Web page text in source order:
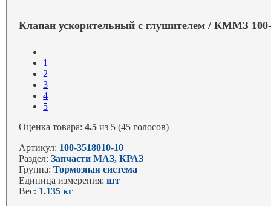
Клапан ускорительный с глушителем / КММЗ 100-
1
2
3
4
5
Оценка товара:4.5 из 5 (45 голосов)
Артикул: 100-3518010-10
Раздел:Запчасти МАЗ, КРАЗ
Группа:Тормозная система
Единица измерения:шт
Вес: 1.135 кг